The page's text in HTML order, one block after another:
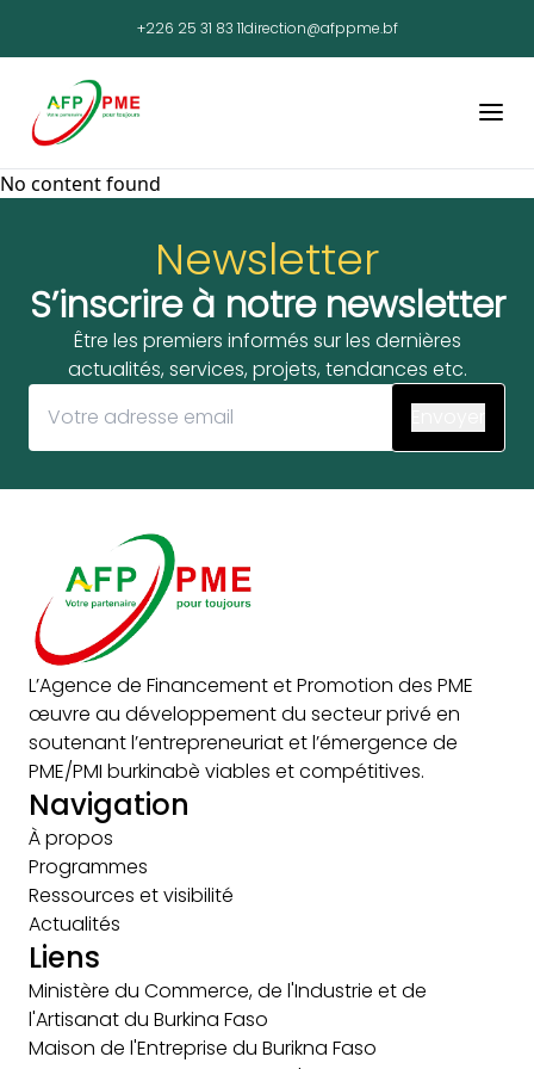
+226 25 31 83 11direction@afppme.bf
No content found
Newsletter
S’inscrire à notre newsletter
Être les premiers informés sur les dernières
actualités, services, projets, tendances etc.
L’Agence de Financement et Promotion des PME
œuvre au développement du secteur privé en
soutenant l’entrepreneuriat et l’émergence de
PME/PMI burkinabè viables et compétitives.
Navigation
À propos
Programmes
Ressources et visibilité
Actualités
Liens
Ministère du Commerce, de l'Industrie et de
l'Artisanat du Burkina Faso
Maison de l'Entreprise du Burikna Faso